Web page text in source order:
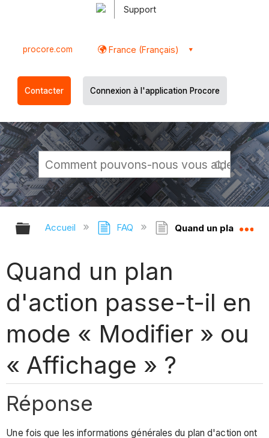
Support
procore.com France (Français)
Contacter Connexion à l'application Procore
Développer/réduire la hiérarchie
Accueil FAQ Quand un plan
Quand un plan
d'action passe-t-il en
mode « Modifier » ou
« Affichage » ?
Réponse
Une fois que les informations générales du plan d'action ont